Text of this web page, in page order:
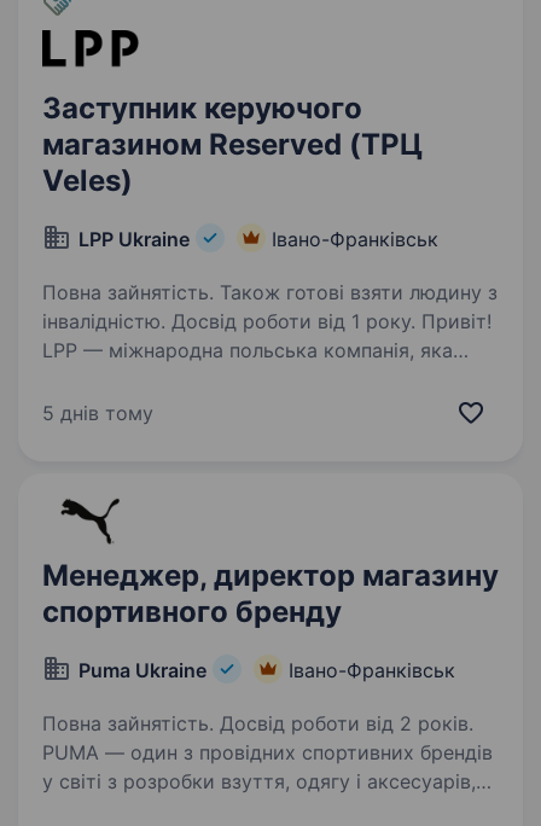
Заступник керуючого
магазином Reserved (ТРЦ
Veles)
LPP Ukraine Івано-Франківськ
Повна зайнятість. Також готові взяти людину з
інвалідністю. Досвід роботи від 1 року. Привіт!
LPP — міжнародна польська компанія, яка
роздрібної торгівлі та є однією з тих,
Reserved,…
5 днів тому
Менеджер, директор магазину
спортивного бренду
Puma Ukraine Івано-Франківськ
Повна зайнятість. Досвід роботи від 2 років.
PUMA — один з провідних спортивних брендів
у світі з розробки взуття, одягу і аксесуарів,